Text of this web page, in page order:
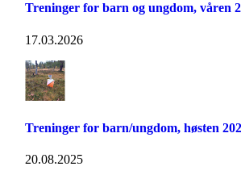
Treninger for barn og ungdom, våren
17.03.2026
Treninger for barn/ungdom, høsten
20.08.2025